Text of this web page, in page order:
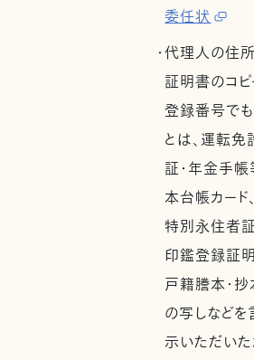
委任状
・代理人の住
証明書のコ
登録番号でも
とは、運転
証・年金手
本台帳カード
特別永住者証
印鑑登録証
戸籍謄本・
の写しなどを
示いただい